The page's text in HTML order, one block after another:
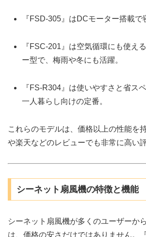
『FSD-305』はDCモーター搭載で
『FSC-201』は空気循環にも使え
ー型で、梅雨や冬にも活躍。
『FS-R304』は使いやすさと省ス
一人暮らし向けの定番。
これらのモデルは、価格以上の性能を
や楽天などのレビューでも非常に高い
シーネット扇風機の特徴と機能
シーネット扇風機が多くのユーザーか
は、価格の安さだけではありません。